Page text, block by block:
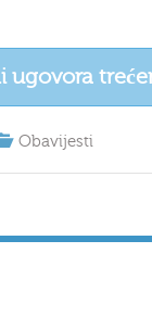
ugovora
Obavijesti